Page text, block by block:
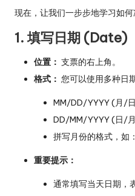
现在，让我们一步步地学习如何
1. 填写日期 (Date)
位置： 支票的右上角。
格式： 您可以使用多种日
MM/DD/YYYY (月/
DD/MM/YYYY (日/
拼写月份的格式，如
重要提示：
通常填写当天日期，